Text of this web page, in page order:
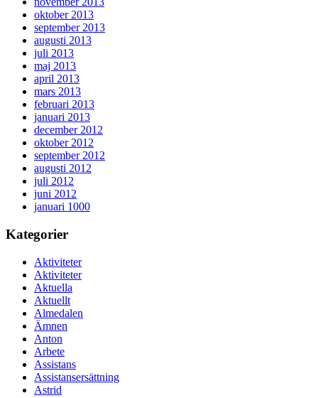
oktober 2013
september 2013
augusti 2013
juli 2013
maj 2013
april 2013
mars 2013
februari 2013
januari 2013
december 2012
oktober 2012
september 2012
augusti 2012
juli 2012
juni 2012
januari 1000
Kategorier
Aktiviteter
Aktiviteter
Aktuella
Aktuellt
Almedalen
Ämnen
Anton
Arbete
Assistans
Assistansersättning
Astrid